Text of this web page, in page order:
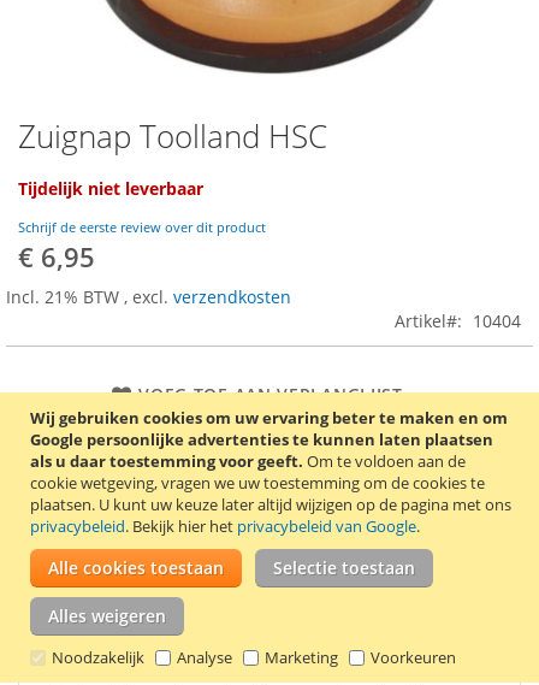
Wij gebruiken cookies om uw ervaring beter te maken en om
Google persoonlijke advertenties te kunnen laten plaatsen
als u daar toestemming voor geeft. Om te voldoen aan de
cookie wetgeving, vragen we uw toestemming om de cookies te
plaatsen. U kunt uw keuze later altijd wijzigen op de pagina met ons
privacybeleid. Bekijk hier het privacybeleid van Google.
Alle cookies toestaan Selectie toestaan
Alles weigeren
Noodzakelijk Analyse Marketing Voorkeuren
Ga
naar
het
begin
van
de
afbeeldingen-
gallerij
Zuignap Toolland HSC
Tijdelijk niet leverbaar
Schrijf de eerste review over dit product
€ 6,95
Incl. 21% BTW , excl. verzendkosten
Artikel
10404
VOEG TOE AAN VERLANGLIJST
TOEVOEGEN OM TE VERGELIJKEN
Deze zuignap heeft een zuigkracht tot 30 kg en heeft een
behuizing dat gemaakt is uit duurzaam nylon. De zuignap is
geschikt voor het opheffen en dragen van vensterglas,
plaatstaal, plastic en andere gladde oppervlakken.
Details Productkenmerken